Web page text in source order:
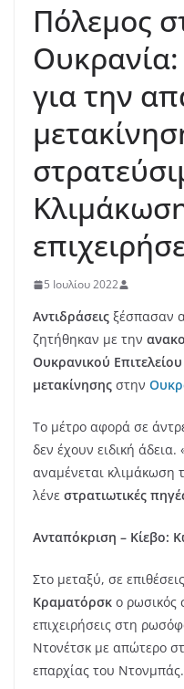
Πόλεμος
Ουκρανία:
για την
5 Ιουλίου 2022
Αντιδράσεις ξέσπασαν
ζητήθηκαν με την
Ουκρανικού
μετακίνησης στην
Το μέτρο αφορά σε
δεν έχουν ειδική
αναμένεται κλιμάκωση
λένε στρατιωτικές
Ανταπόκριση – Κίεβο:
Στο μεταξύ, σε
Κραματόρσκ ο ρωσικός
επιχειρήσεις στη
Ντονέτσκ με απώτερο
επαρχίας του Ντονμπάς.